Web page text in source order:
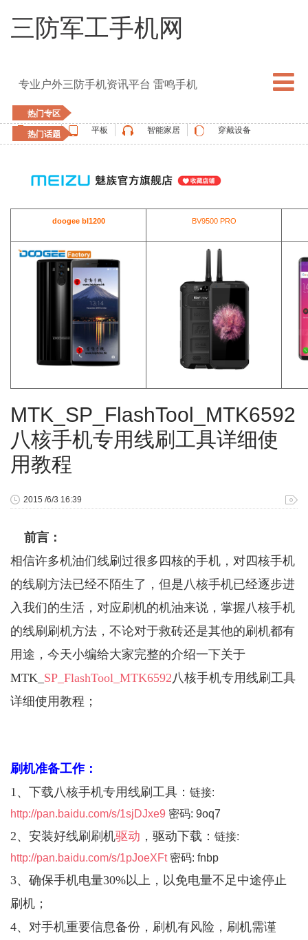
三防军工手机网
专业户外三防手机资讯平台 雷鸣手机
热门专区
手机
平板 智能家居 穿戴设备
热门话题
vernee
doogee bl1200 BV9500 PRO
MTK_SP_FlashTool_MTK6592
八核手机专用线刷工具详细使
用教程
2015 /6/3 16:39
前言：
相信许多机油们线刷过很多四核的手机，对四核手机
的线刷方法已经不陌生了，但是八核手机已经逐步进
入我们的生活，对应刷机的机油来说，掌握八核手机
的线刷刷机方法，不论对于救砖还是其他的刷机都有
用途，今天小编给大家完整的介绍一下关于
MTK_ SP_FlashTool_MTK6592八核手机专用线刷工具
详细使用教程；
刷机准备工作：
1、下载八核手机专用线刷工具： 链接:
http://pan.baidu.com/s/1sjDJxe9 密码: 9oq7
2、安装好线刷刷机驱动 ，驱动下载： 链接:
http://pan.baidu.com/s/1pJoeXFt密码: fnbp
3、确保手机电量30%以上，以免电量不足中途停止
刷机；
4、对手机重要信息备份，刷机有风险，刷机需谨